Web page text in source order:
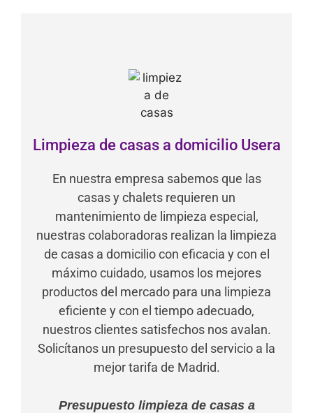
Limpieza de casas a domicilio Usera
En nuestra empresa sabemos que las
casas y chalets requieren un
mantenimiento de limpieza especial,
nuestras colaboradoras realizan la limpieza
de casas a domicilio con eficacia y con el
máximo cuidado, usamos los mejores
productos del mercado para una limpieza
eficiente y con el tiempo adecuado,
nuestros clientes satisfechos nos avalan.
Solicítanos un presupuesto del servicio a la
mejor tarifa de Madrid.
Presupuesto limpieza de casas a